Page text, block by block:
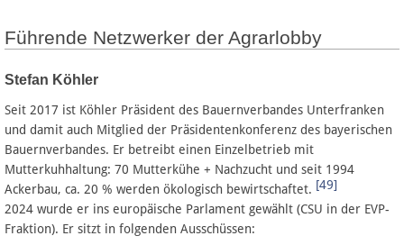
Führende Netzwerker der Agrarlobby
Stefan Köhler
Seit 2017 ist Köhler Präsident des Bauernverbandes Unterfranken
und damit auch Mitglied der Präsidentenkonferenz des bayerischen
Bauernverbandes. Er betreibt einen Einzelbetrieb mit
Mutterkuhhaltung: 70 Mutterkühe + Nachzucht und seit 1994
Ackerbau, ca. 20 % werden ökologisch bewirtschaftet. [49]
2024 wurde er ins europäische Parlament gewählt (CSU in der EVP-
Fraktion). Er sitzt in folgenden Ausschüssen: